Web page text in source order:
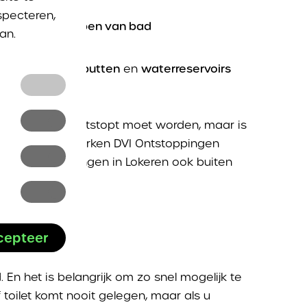
aflopen van bad
septische putten en waterreservoirs
mogelijk ontstopt moet worden, maar is
DVI Ontstoppingen
wij ontstoppingen in Lokeren ook buiten
het is belangrijk om zo snel mogelijk te
komt nooit gelegen, maar als u
en
deze
niet
u op.
over
op
om
op
die u in
u
zodat u
altijd van